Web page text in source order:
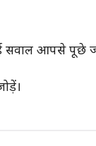
सवाल आपसे पूछे